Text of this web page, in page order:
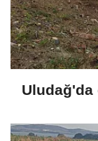
Uludağ'da